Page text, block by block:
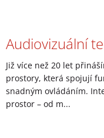
Audiovizuální
Již více než 20 let
prostory, která spojují
snadným ovládáním.
prostor – od m...